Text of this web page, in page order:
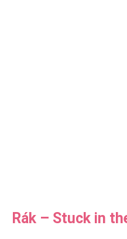
Rák – Stuck in